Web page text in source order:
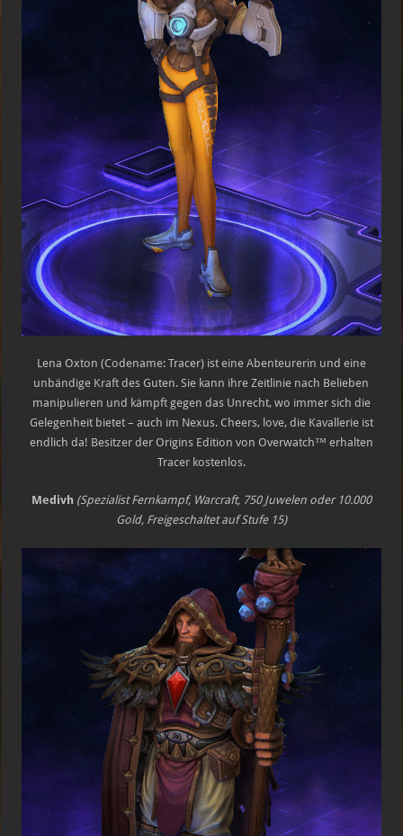
Lena Oxton (Codename: Tracer) ist eine Abenteurerin und eine
unbändige Kraft des Guten. Sie kann ihre Zeitlinie nach Belieben
manipulieren und kämpft gegen das Unrecht, wo immer sich die
Gelegenheit bietet – auch im Nexus. Cheers, love, die Kavallerie ist
endlich da! Besitzer der Origins Edition von Overwatch™ erhalten
Tracer kostenlos.
Medivh (Spezialist Fernkampf, Warcraft, 750 Juwelen oder 10.000
Gold, Freigeschaltet auf Stufe 15)